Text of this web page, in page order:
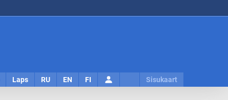
Laps RU EN FI Sisukaart